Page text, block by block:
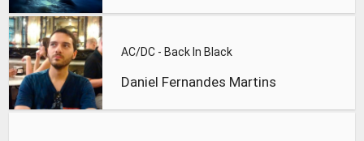
AC/DC - Back In Black
Daniel Fernandes Martins